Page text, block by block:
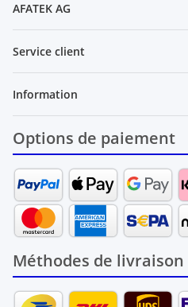
AFATEK AG
Service client
Information
Options de paiement
Méthodes de livraison